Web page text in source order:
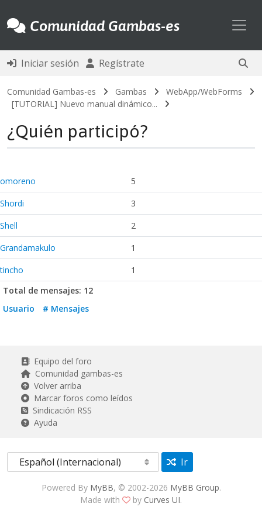
Comunidad Gambas-es
Iniciar sesión Regístrate
Comunidad Gambas-es Gambas
WebApp/WebForms
[TUTORIAL] Nuevo manual dinámico...
¿Quién participó?
omoreno
5
Shordi
3
Shell
2
Grandamakulo
1
tincho
1
Total de mensajes: 12
Usuario
# Mensajes
Equipo del foro
Comunidad gambas-es
Volver arriba
Marcar foros como leídos
Sindicación RSS
Ayuda
Ir
Powered By MyBB, © 2002-2026 MyBB Group.
Made with
by Curves UI.